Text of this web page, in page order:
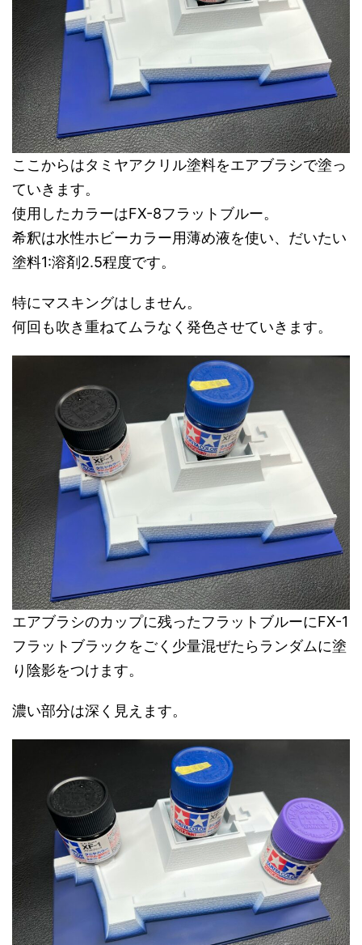
ここからはタミヤアクリル塗料をエアブラシで塗っ
ていきます。
使用したカラーはFX-8フラットブルー。
希釈は水性ホビーカラー用薄め液を使い、だいたい
塗料1:溶剤2.5程度です。
特にマスキングはしません。
何回も吹き重ねてムラなく発色させていきます。
エアブラシのカップに残ったフラットブルーにFX-1
フラットブラックをごく少量混ぜたらランダムに塗
り陰影をつけます。
濃い部分は深く見えます。